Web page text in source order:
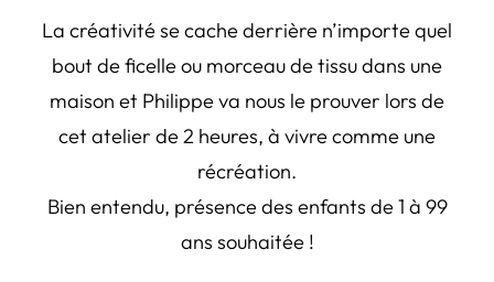
La créativité se cache derrière n’importe quel
bout de ficelle ou morceau de tissu dans une
maison et Philippe va nous le prouver lors de
cet atelier de 2 heures, à vivre comme une
récréation.
Bien entendu, présence des enfants de 1 à 99
ans souhaitée !